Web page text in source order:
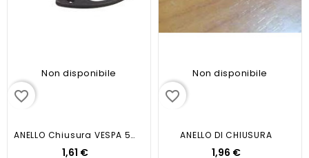
Non disponibile
favorite_border
ANELLO Chiusura VESPA 50 90
1,61 €
Non disponibile
favorite_border
ANELLO DI CHIUSURA
1,96 €